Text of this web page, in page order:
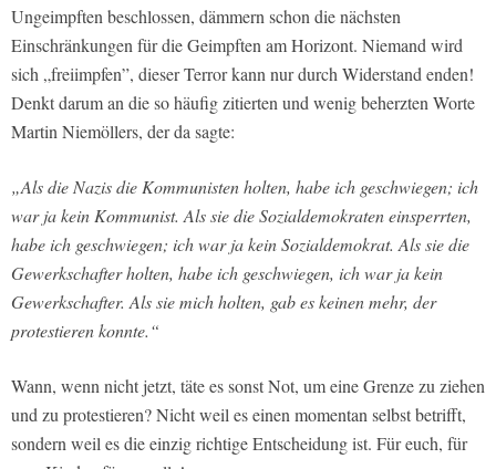
Ungeimpften beschlossen, dämmern schon die nächsten
Einschränkungen für die Geimpften am Horizont. Niemand wird
sich „freiimpfen”, dieser Terror kann nur durch Widerstand enden!
Denkt darum an die so häufig zitierten und wenig beherzten Worte
Martin Niemöllers, der da sagte:
„Als die Nazis die Kommunisten holten, habe ich geschwiegen; ich
war ja kein Kommunist. Als sie die Sozialdemokraten einsperrten,
habe ich geschwiegen; ich war ja kein Sozialdemokrat. Als sie die
Gewerkschafter holten, habe ich geschwiegen, ich war ja kein
Gewerkschafter. Als sie mich holten, gab es keinen mehr, der
protestieren konnte.“
Wann, wenn nicht jetzt, täte es sonst Not, um eine Grenze zu ziehen
und zu protestieren? Nicht weil es einen momentan selbst betrifft,
sondern weil es die einzig richtige Entscheidung ist. Für euch, für